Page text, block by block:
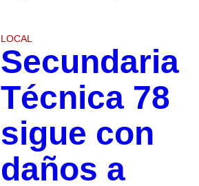
LOCAL
Secundaria
Técnica 78
sigue con
daños a